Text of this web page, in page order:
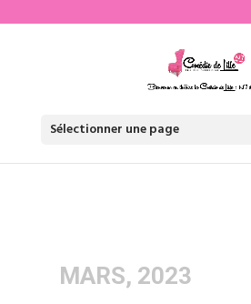
Sélectionner une page
MARS, 2023